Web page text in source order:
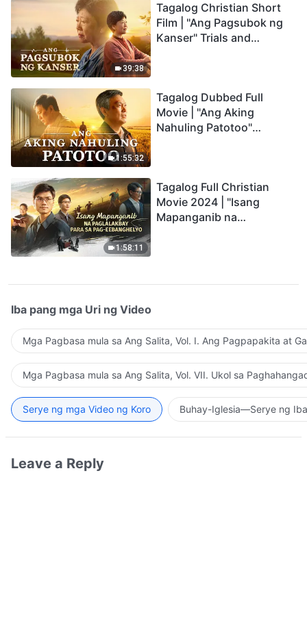
39:38
Tagalog Christian Short
Film | "Ang Pagsubok ng
Kanser" Trials and
1:55:32
Tagalog Dubbed Full
Movie | "Ang Aking
Nahuling Patotoo"
1:58:11
Tagalog Full Christian
Movie 2024 | "Isang
Mapanganib na
Iba pang mga Uri ng Video
Mga Pagbasa mula sa Ang Salita, Vol. I. Ang Pagpapakita at
Mga Pagbasa mula sa Ang Salita, Vol. VII. Ukol sa
Serye ng mga Video ng Koro Buhay-Iglesia—Serye ng
Leave a Reply